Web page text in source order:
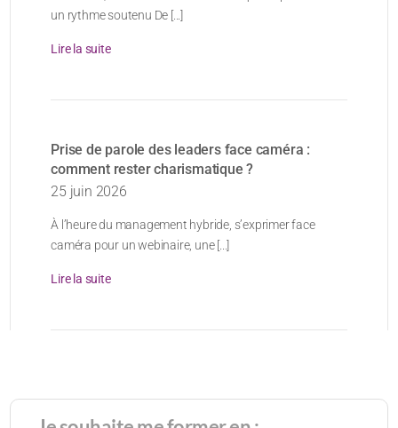
un rythme soutenu De [...]
Lire la suite
Prise de parole des leaders face caméra :
comment rester charismatique ?
25 juin 2026
À l’heure du management hybride, s’exprimer face
caméra pour un webinaire, une [...]
Lire la suite